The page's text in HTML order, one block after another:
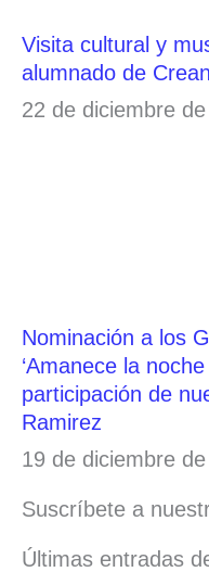
Visita cultural y
alumnado de
22 de diciembre
Nominación a los
‘Amanece la
participación de
Ramirez
19 de diciembre
Suscríbete a
Últimas entradas